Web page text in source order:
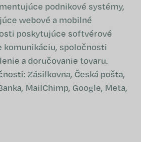
podnikové systémy,
webové a mobilné
poskytujúce softvérové
komunikáciu, spoločnosti
a doručovanie tovaru.
Zásilkovna, Česká pošta,
MailChimp, Google, Meta,